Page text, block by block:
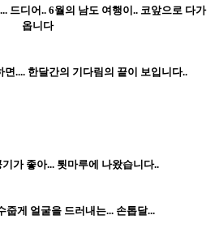
드디어.. 6월의 남도 여행이.. 코앞으로 다가
옵니다
면.... 한달간의 기다림의 끝이 보입니다..
가 좋아... 툇마루에 나왔습니다..
줍게 얼굴을 드러내는... 손톱달...